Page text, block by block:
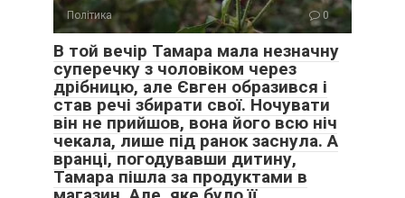
Політика 0
В той вечір Тамара мала незначну
суперечку з чоловіком через
дрібницю, але Євген образився і
став речі збирати свої. Ночувати
він не прийшов, вона його всю ніч
чекала, лише під ранок заснула. А
вранці, погодувавши дитину,
Тамара пішла за продуктами в